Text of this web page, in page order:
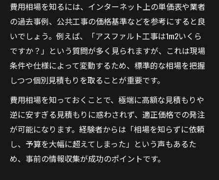
費用相場を知るには、インターネット上の単価表や業者
の過去事例、公共工事の価格基準などを参考にすると良
いでしょう。例えば、「アスファルト工事は1m2いくら
ですか？」という質問が多く見られますが、これは現場
条件や仕様によって変動するため、標準的な相場を把握
しつつ個別見積もりを取ることが重要です。
費用相場を知っておくことで、極端に高額な見積もりや
逆に安すぎる見積もりに惑わされず、適正価格での発注
が可能になります。経験者からは「相場を知らずに依頼
し、予算を大幅に超えてしまった」という声もあるた
め、事前の情報収集が成功のポイントです。